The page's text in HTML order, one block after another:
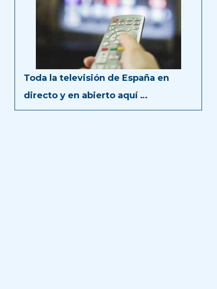
Toda la televisión de España en
directo y en abierto aquí …